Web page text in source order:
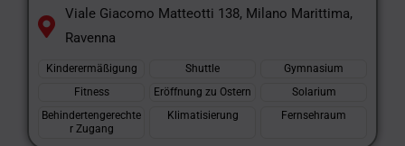
Viale Giacomo Matteotti 138, Milano Marittima,
Ravenna
Kinderermäßigung Shuttle
Gymnasium
Fitness
Eröffnung zu Ostern
Solarium
Behindertengerechte
r Zugang
Klimatisierung Fernsehraum